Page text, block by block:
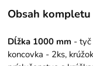
Obsah kompletu
Dĺžka 1000 mm -
koncovka - 2ks,